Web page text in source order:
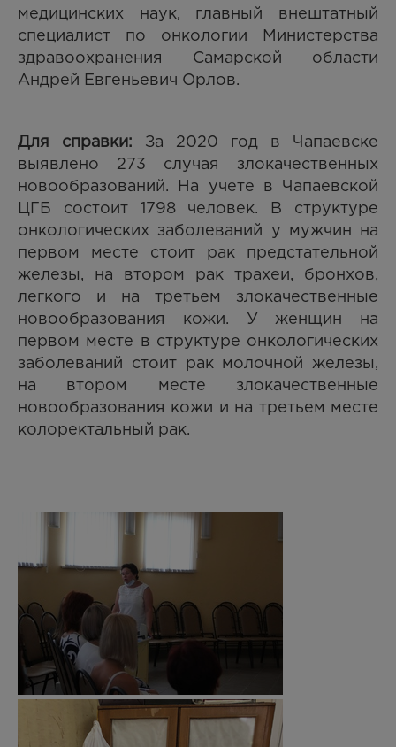
медицинских наук, главный внештатный
специалист по онкологии Министерства
здравоохранения Самарской области
Андрей Евгеньевич Орлов.
Для справки: За 2020 год в Чапаевске
выявлено 273 случая злокачественных
новообразований. На учете в Чапаевской
ЦГБ состоит 1798 человек. В структуре
онкологических заболеваний у мужчин на
первом месте стоит рак предстательной
железы, на втором рак трахеи, бронхов,
легкого и на третьем злокачественные
новообразования кожи. У женщин на
первом месте в структуре онкологических
заболеваний стоит рак молочной железы,
на втором месте злокачественные
новообразования кожи и на третьем месте
колоректальный рак.